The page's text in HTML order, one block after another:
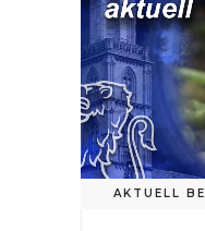
AKTUELL